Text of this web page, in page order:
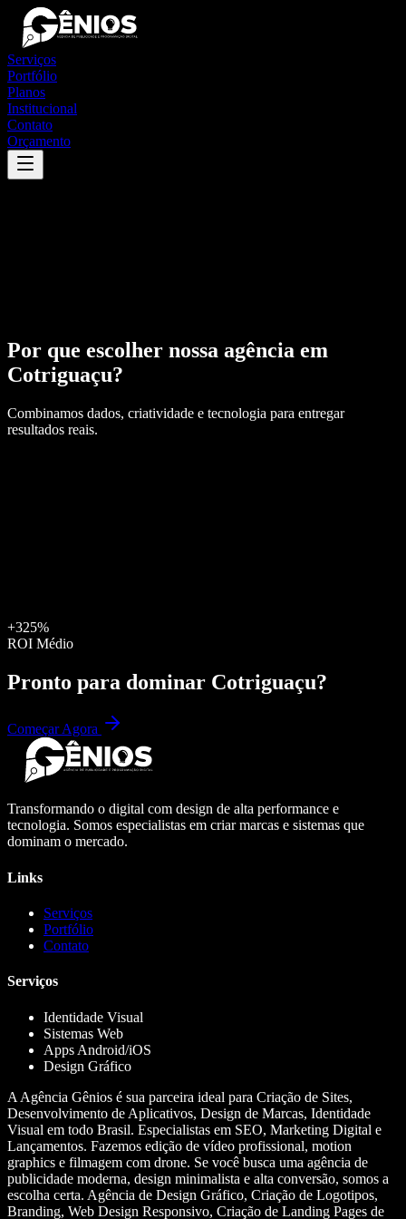
Serviços
Portfólio
Planos
Institucional
Contato
Orçamento
Por que escolher nossa agência em
Cotriguaçu?
Combinamos dados, criatividade e tecnologia para entregar
resultados reais.
+325%
ROI Médio
Pronto para dominar Cotriguaçu?
Começar Agora
Transformando o digital com design de alta performance e
tecnologia. Somos especialistas em criar marcas e sistemas que
dominam o mercado.
Links
Serviços
Portfólio
Contato
Serviços
Identidade Visual
Sistemas Web
Apps Android/iOS
Design Gráfico
A Agência Gênios é sua parceira ideal para Criação de Sites,
Desenvolvimento de Aplicativos, Design de Marcas, Identidade
Visual em todo Brasil. Especialistas em SEO, Marketing Digital e
Lançamentos. Fazemos edição de vídeo profissional, motion
graphics e filmagem com drone. Se você busca uma agência de
publicidade moderna, design minimalista e alta conversão, somos a
escolha certa. Agência de Design Gráfico, Criação de Logotipos,
Branding, Web Design Responsivo, Criação de Landing Pages de